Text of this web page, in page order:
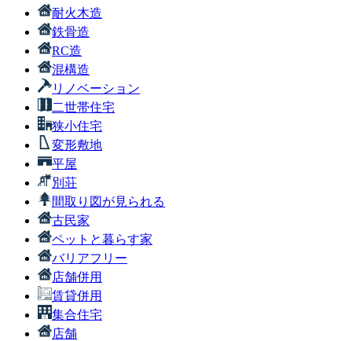
耐火木造
鉄骨造
RC造
混構造
リノベーション
二世帯住宅
狭小住宅
変形敷地
平屋
別荘
間取り図が見られる
古民家
ペットと暮らす家
バリアフリー
店舗併用
賃貸併用
集合住宅
店舗